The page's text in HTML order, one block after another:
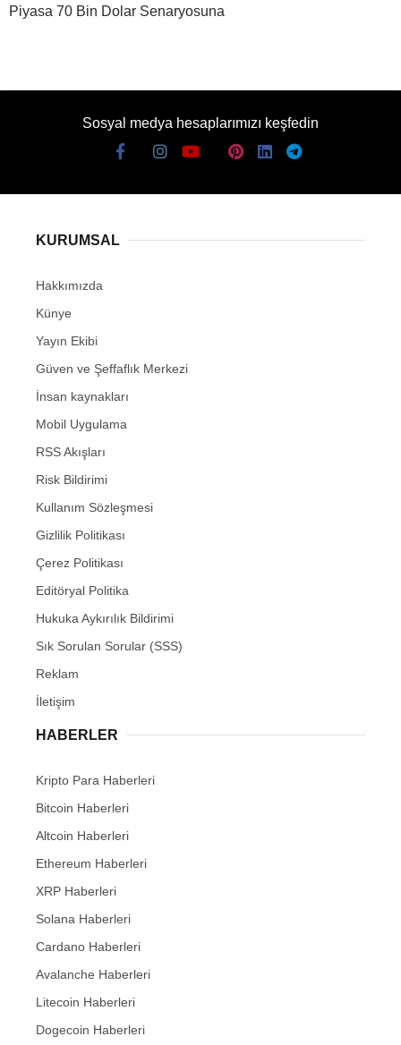
Piyasa 70 Bin Dolar Senaryosuna
Sosyal medya hesaplarımızı keşfedin
KURUMSAL
Hakkımızda
Künye
Yayın Ekibi
Güven ve Şeffaflık Merkezi
İnsan kaynakları
Mobil Uygulama
RSS Akışları
Risk Bildirimi
Kullanım Sözleşmesi
Gizlilik Politikası
Çerez Politikası
Editöryal Politika
Hukuka Aykırılık Bildirimi
Sık Sorulan Sorular (SSS)
Reklam
İletişim
HABERLER
Kripto Para Haberleri
Bitcoin Haberleri
Altcoin Haberleri
Ethereum Haberleri
XRP Haberleri
Solana Haberleri
Cardano Haberleri
Avalanche Haberleri
Litecoin Haberleri
Dogecoin Haberleri